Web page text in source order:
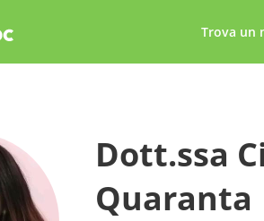
Trova un
Dott.ssa
Quaranta